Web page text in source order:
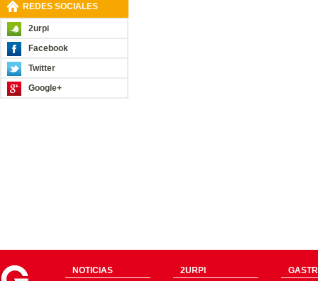
REDES SOCIALES
2urpi
Facebook
Twitter
Google+
NOTICIAS
2URPI